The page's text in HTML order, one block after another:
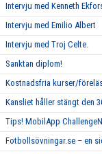
Intervju med Kenneth
Intervju med Emilio Albert
Intervju med Troj Celte.
Sanktan diplom!
Kostnadsfria kurser/
Kansliet håller stängt den
Tips! MobilApp
Fotbollsövningar.se – en